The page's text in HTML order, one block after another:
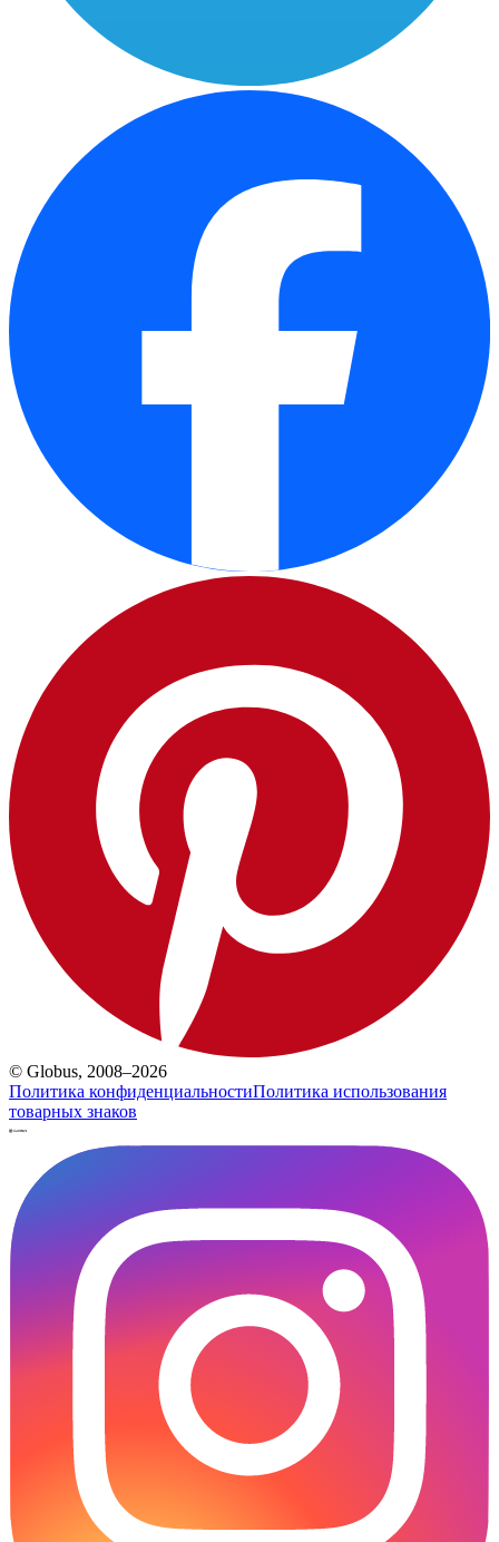
© Globus, 2008–2026
Политика конфиденциальностиПолитика использования
товарных знаков